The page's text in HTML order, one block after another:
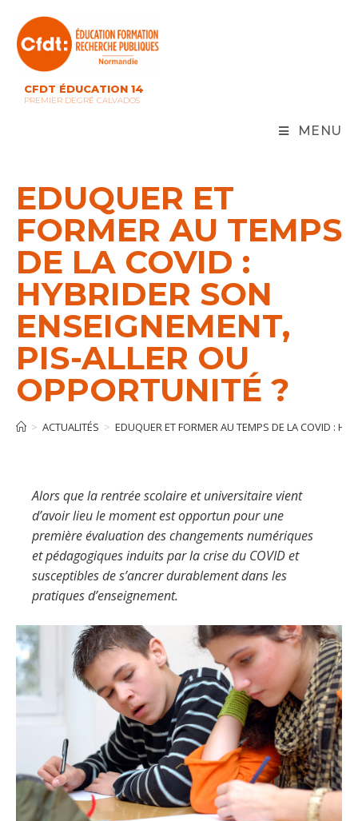
content
CFDT ÉDUCATION 14
PREMIER DEGRÉ CALVADOS
MENU
EDUQUER ET
FORMER AU TEMPS
DE LA COVID :
HYBRIDER SON
ENSEIGNEMENT,
PIS-ALLER OU
OPPORTUNITÉ ?
> ACTUALITÉS > EDUQUER ET FORMER AU TEMPS DE LA COVID :
Alors que la rentrée scolaire et universitaire vient
d’avoir lieu le moment est opportun pour une
première évaluation des changements numériques
et pédagogiques induits par la crise du COVID et
susceptibles de s’ancrer durablement dans les
pratiques d’enseignement.